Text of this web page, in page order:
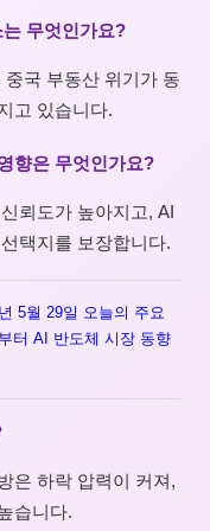
무엇인가요?
국 부동산 위기가 동
고 있습니다.
향은 무엇인가요?
뢰도가 높아지고, AI
택지를 보장합니다.
5월 29일 오늘의 주요
터 AI 반도체 시장 동향
은 하락 압력이 커져,
습니다.